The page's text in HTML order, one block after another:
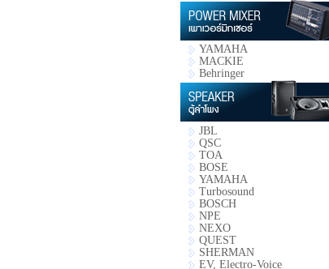
YAMAHA
MACKIE
Behringer
JBL
QSC
TOA
BOSE
YAMAHA
Turbosound
BOSCH
NPE
NEXO
QUEST
SHERMAN
EV, Electro-Voice